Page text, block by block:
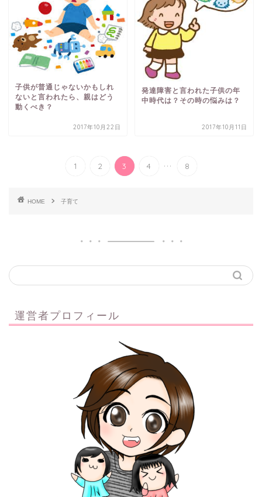
子供が普通じゃないかもしれ
ないと言われたら、親はどう
動くべき？
2017年10月22日
発達障害と言われた子供の年
中時代は？その時の悩みは？
2017年10月11日
1 2 3 4 ... 8
HOME 子育て
運営者プロフィール